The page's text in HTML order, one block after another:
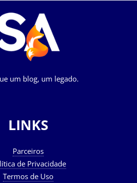
um blog, um legado.
LINKS
Parceiros
de Privacidade
Termos de Uso